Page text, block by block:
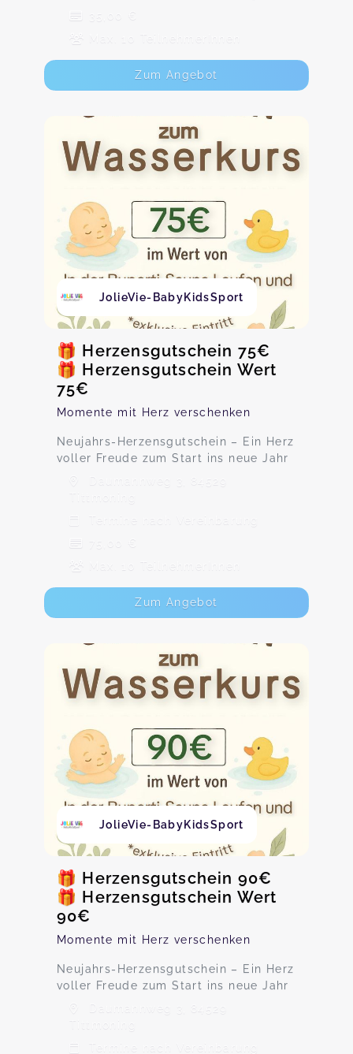
35,00 €
Max. 10 TeilnehmerInnen
Zum Angebot
JolieVie-BabyKidsSport
🎁 Herzensgutschein 75€
🎁 Herzensgutschein Wert
75€
Momente mit Herz verschenken
Neujahrs-Herzensgutschein – Ein Herz
voller Freude zum Start ins neue Jahr
Daumannweg 3, 84529
Tittmoning
Termine nach Vereinbarung
75,00 €
Max. 10 TeilnehmerInnen
Zum Angebot
JolieVie-BabyKidsSport
🎁 Herzensgutschein 90€
🎁 Herzensgutschein Wert
90€
Momente mit Herz verschenken
Neujahrs-Herzensgutschein – Ein Herz
voller Freude zum Start ins neue Jahr
Daumannweg 3, 84529
Tittmoning
Termine nach Vereinbarung